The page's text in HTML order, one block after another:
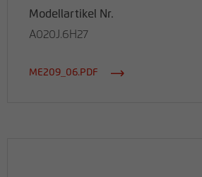
Modellartikel Nr.
A020J.6H27
ME209_06.PDF